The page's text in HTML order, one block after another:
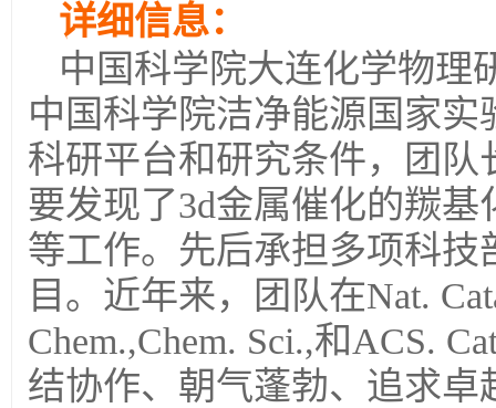
详细信息：
中国科学院大连化学物理
中国科学院洁净能源国家
科研平台和研究条件，团
要发现了3d金属催化的羰
等工作。先后承担多项科
目。近年来，团队在Nat.
Chem.,Chem. Sci.,和ACS.
结协作、朝气蓬勃、追求